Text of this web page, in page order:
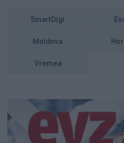
SmartDigi
Moldova
Vremea